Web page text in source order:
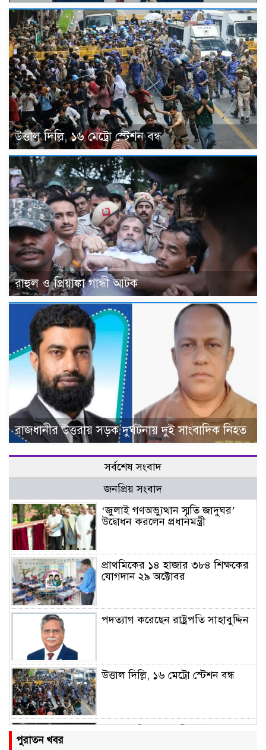
উত্তাল দিল্লি, ১৬ মেট্রো স্টেশন বন্ধ
রাহুল ও প্রিয়াঙ্কা গান্ধী আটক
রাজধানীর উত্তরায় সড়ক দুর্ঘটনায় দুই সাংবাদিক নিহত
সর্বশেষ সংবাদ
জনপ্রিয় সংবাদ
‘জুলাই গণঅভ্যুত্থান স্মৃতি জাদুঘর’
উদ্বোধন করলেন প্রধানমন্ত্রী
প্রাথমিকের ১৪ হাজার ৩৮৪ শিক্ষকের
যোগদান ২৯ অক্টোবর
পদত্যাগ করেছেন রাষ্ট্রপতি সাহাবুদ্দিন
উত্তাল দিল্লি, ১৬ মেট্রো স্টেশন বন্ধ
পুরাতন খবর